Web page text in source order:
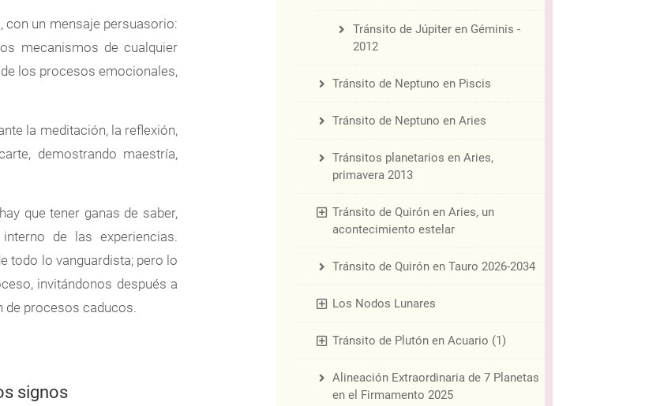
con un mensaje persuasorio:
mecanismos de cualquier
los procesos emocionales,
la meditación, la reflexión,
demostrando maestría,
que tener ganas de saber,
de las experiencias.
todo lo vanguardista; pero lo
invitándonos después a
de procesos caducos.
signos
Tránsito de Júpiter en Géminis -
2012
Tránsito de Neptuno en Piscis
Tránsito de Neptuno en Aries
Tránsitos planetarios en Aries,
primavera 2013
Tránsito de Quirón en Aries, un
acontecimiento estelar
Tránsito de Quirón en Tauro 2026-2034
Los Nodos Lunares
Tránsito de Plutón en Acuario (1)
Alineación Extraordinaria de 7 Planetas
en el Firmamento 2025